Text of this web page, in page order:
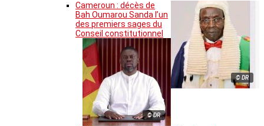
© DR
Cameroun : décès de
Bah Oumarou Sanda l’un
des premiers sages du
Conseil constitutionnel
© DR